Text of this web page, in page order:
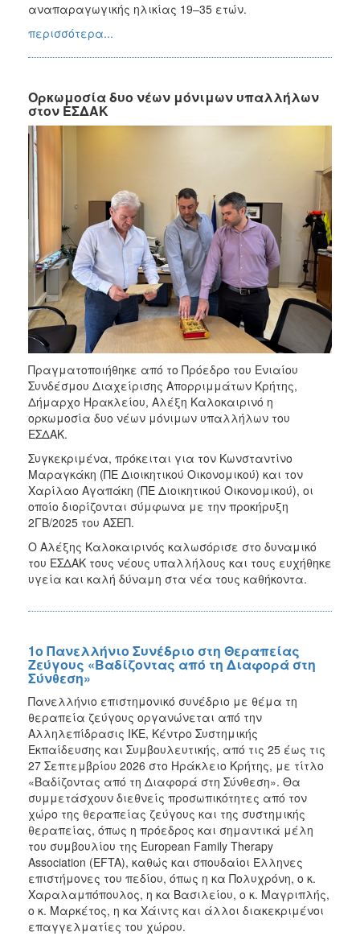
αναπαραγωγικής ηλικίας 19–35 ετών.
περισσότερα...
Ορκωμοσία δυο νέων μόνιμων υπαλλήλων
στον ΕΣΔΑΚ
Πραγματοποιήθηκε από το Πρόεδρο του Ενιαίου
Συνδέσμου Διαχείρισης Απορριμμάτων Κρήτης,
Δήμαρχο Ηρακλείου, Αλέξη Καλοκαιρινό η
ορκωμοσία δυο νέων μόνιμων υπαλλήλων του
ΕΣΔΑΚ.
Συγκεκριμένα, πρόκειται για τον Κωνσταντίνο
Μαραγκάκη (ΠΕ Διοικητικού Οικονομικού) και τον
Χαρίλαο Αγαπάκη (ΠΕ Διοικητικού Οικονομικού), οι
οποίο διορίζονται σύμφωνα με την προκήρυξη
2ΓΒ/2025 του ΑΣΕΠ.
Ο Αλέξης Καλοκαιρινός καλωσόρισε στο δυναμικό
του ΕΣΔΑΚ τους νέους υπαλλήλους και τους ευχήθηκε
υγεία και καλή δύναμη στα νέα τους καθήκοντα.
1ο Πανελλήνιο Συνέδριο στη Θεραπείας
Ζεύγους «Βαδίζοντας από τη Διαφορά στη
Σύνθεση»
Πανελλήνιο επιστημονικό συνέδριο με θέμα τη
θεραπεία ζεύγους οργανώνεται από την
Αλληλεπίδρασις ΙΚΕ, Κέντρο Συστημικής
Εκπαίδευσης και Συμβουλευτικής, από τις 25 έως τις
27 Σεπτεμβρίου 2026 στο Ηράκλειο Κρήτης, με τίτλο
«Βαδίζοντας από τη Διαφορά στη Σύνθεση». Θα
συμμετάσχουν διεθνείς προσωπικότητες από τον
χώρο της θεραπείας ζεύγους και της συστημικής
θεραπείας, όπως η πρόεδρος και σημαντικά μέλη
του συμβουλίου της European Family Therapy
Association (EFTA), καθώς και σπουδαίοι Έλληνες
επιστήμονες του πεδίου, όπως η κα Πολυχρόνη, ο κ.
Χαραλαμπόπουλος, η κα Βασιλείου, ο κ. Μαγριπλής,
ο κ. Μαρκέτος, η κα Χάιντς και άλλοι διακεκριμένοι
επαγγελματίες του χώρου.